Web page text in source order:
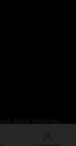
droits réservés.